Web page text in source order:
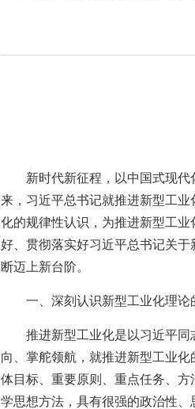
新时代新征程，以中国式现
来，习近平总书记就推进新型工
化的规律性认识，为推进新型工
好、贯彻落实好习近平总书记关
断迈上新台阶。
一、深刻认识新型工业化理论
推进新型工业化是以习近平
向、掌舵领航，就推进新型工业
体目标、重要原则、重点任务、
学思想方法，具有很强的政治性